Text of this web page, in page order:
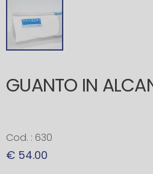
GUANTO IN
Cod. : 630
€ 54.00